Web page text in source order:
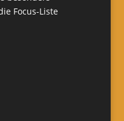
Focus-Liste